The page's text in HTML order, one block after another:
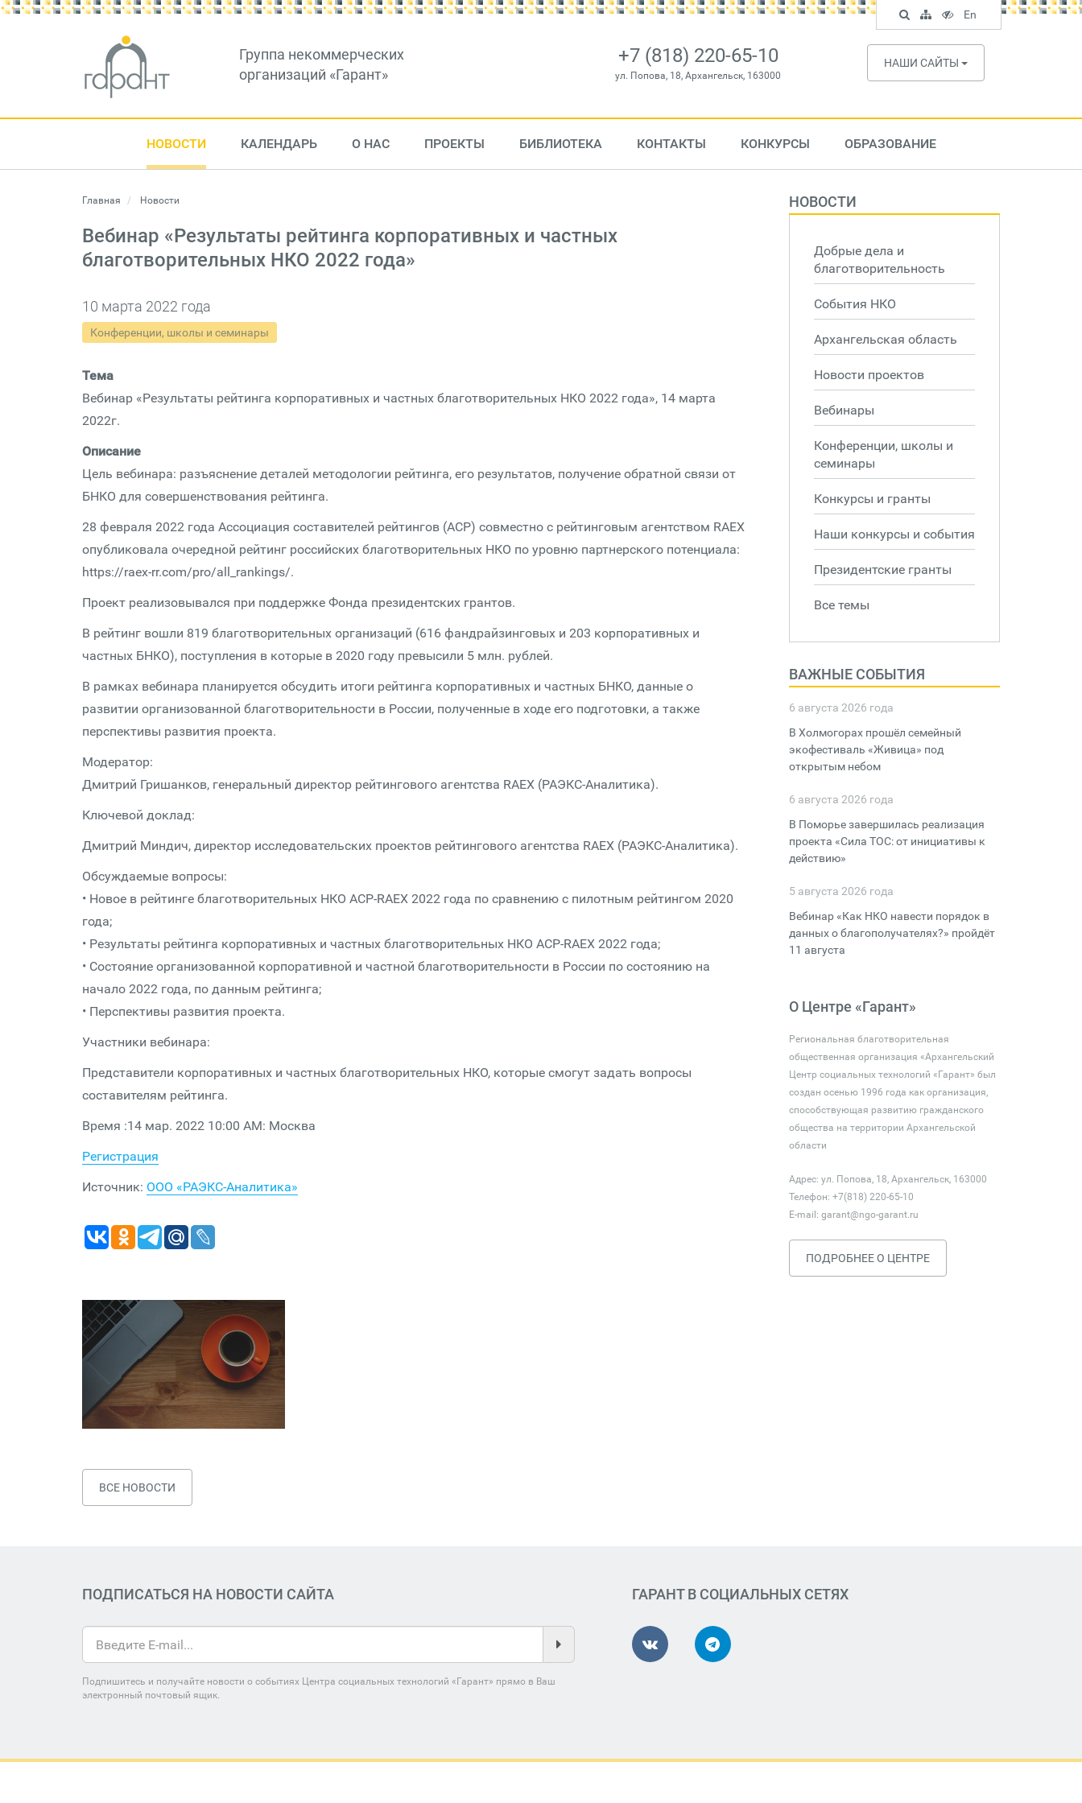
Группа некоммерческих
организаций «Гарант»
+7 (818) 220-65-10
ул. Попова, 18, Архангельск, 163000
НАШИ САЙТЫ
НОВОСТИ КАЛЕНДАРЬ О НАС ПРОЕКТЫ БИБЛИОТЕКА КОНТАКТЫ КОНКУРСЫ ОБРАЗОВАНИЕ
Главная Новости
Вебинар «Результаты рейтинга корпоративных и частных
благотворительных НКО 2022 года»
10 марта 2022 года
Конференции, школы и семинары
Тема
Вебинар «Результаты рейтинга корпоративных и частных благотворительных НКО 2022 года», 14 марта
2022г.
Описание
Цель вебинара: разъяснение деталей методологии рейтинга, его результатов, получение обратной связи от
БНКО для совершенствования рейтинга.
28 февраля 2022 года Ассоциация составителей рейтингов (АСР) совместно с рейтинговым агентством RAEX
опубликовала очередной рейтинг российских благотворительных НКО по уровню партнерского потенциала:
https://raex-rr.com/pro/all_rankings/.
Проект реализовывался при поддержке Фонда президентских грантов.
В рейтинг вошли 819 благотворительных организаций (616 фандрайзинговых и 203 корпоративных и
частных БНКО), поступления в которые в 2020 году превысили 5 млн. рублей.
В рамках вебинара планируется обсудить итоги рейтинга корпоративных и частных БНКО, данные о
развитии организованной благотворительности в России, полученные в ходе его подготовки, а также
перспективы развития проекта.
Модератор:
Дмитрий Гришанков, генеральный директор рейтингового агентства RAEX (РАЭКС-Аналитика).
Ключевой доклад:
Дмитрий Миндич, директор исследовательских проектов рейтингового агентства RAEX (РАЭКС-Аналитика).
Обсуждаемые вопросы:
• Новое в рейтинге благотворительных НКО АСР-RAEX 2022 года по сравнению с пилотным рейтингом 2020
года;
• Результаты рейтинга корпоративных и частных благотворительных НКО АСР-RAEX 2022 года;
• Состояние организованной корпоративной и частной благотворительности в России по состоянию на
начало 2022 года, по данным рейтинга;
• Перспективы развития проекта.
Участники вебинара:
Представители корпоративных и частных благотворительных НКО, которые смогут задать вопросы
составителям рейтинга.
Время :14 мар. 2022 10:00 AM: Москва
Регистрация
Источник: ООО «РАЭКС-Аналитика»
ВСЕ НОВОСТИ
НОВОСТИ
Добрые дела и
благотворительность
События НКО
Архангельская область
Новости проектов
Вебинары
Конференции, школы и
семинары
Конкурсы и гранты
Наши конкурсы и события
Президентские гранты
Все темы
ВАЖНЫЕ СОБЫТИЯ
6 августа 2026 года
В Холмогорах прошёл семейный
экофестиваль «Живица» под
открытым небом
6 августа 2026 года
В Поморье завершилась реализация
проекта «Сила ТОС: от инициативы к
действию»
5 августа 2026 года
Вебинар «Как НКО навести порядок в
данных о благополучателях?» пройдёт
11 августа
О Центре «Гарант»
Региональная благотворительная
общественная организация «Архангельский
Центр социальных технологий «Гарант» был
создан осенью 1996 года как организация,
способствующая развитию гражданского
общества на территории Архангельской
области
Адрес: ул. Попова, 18, Архангельск, 163000
Телефон: +7(818) 220-65-10
E-mail: garant@ngo-garant.ru
ПОДРОБНЕЕ О ЦЕНТРЕ
ПОДПИСАТЬСЯ НА НОВОСТИ САЙТА
Подпишитесь и получайте новости о событиях Центра социальных технологий «Гарант» прямо в Ваш
электронный почтовый ящик.
ГАРАНТ В СОЦИАЛЬНЫХ СЕТЯХ
Поиск
по
сайту
Карта
сайта
Версия
для
слабовидящих
En
English